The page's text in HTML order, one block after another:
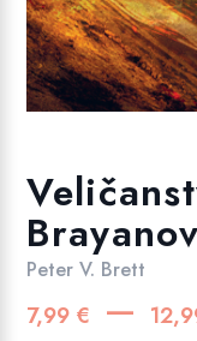
Peter V. Brett
7,99 € –